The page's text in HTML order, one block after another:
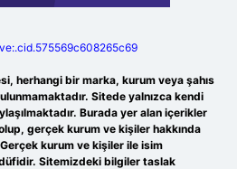
herhangi bir marka, kurum veya şahıs
Sitede yalnızca kendi
Burada yer alan içerikler
gerçek kurum ve kişiler hakkında
kurum ve kişiler ile isim
Sitemizdeki bilgiler taslak